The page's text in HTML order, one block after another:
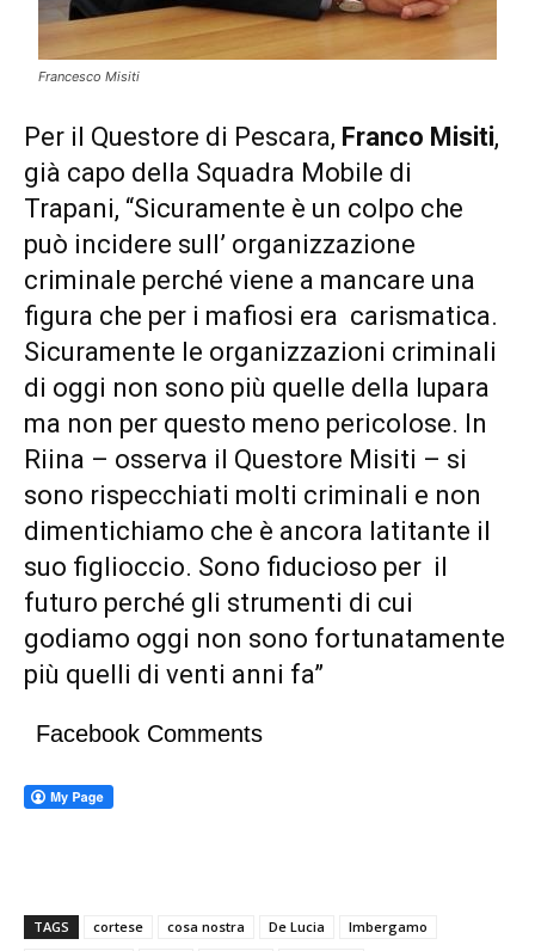
Francesco Misiti
Per il Questore di Pescara, Franco Misiti,
già capo della Squadra Mobile di
Trapani, “Sicuramente è un colpo che
può incidere sull’ organizzazione
criminale perché viene a mancare una
figura che per i mafiosi era carismatica.
Sicuramente le organizzazioni criminali
di oggi non sono più quelle della lupara
ma non per questo meno pericolose. In
Riina – osserva il Questore Misiti – si
sono rispecchiati molti criminali e non
dimentichiamo che è ancora latitante il
suo figlioccio. Sono fiducioso per il
futuro perché gli strumenti di cui
godiamo oggi non sono fortunatamente
più quelli di venti anni fa”
Facebook Comments
TAGS cortese cosa nostra De Lucia
Imbergamo